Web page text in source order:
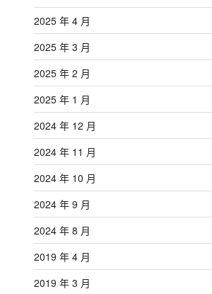
2025 年 4 月
2025 年 3 月
2025 年 2 月
2025 年 1 月
2024 年 12 月
2024 年 11 月
2024 年 10 月
2024 年 9 月
2024 年 8 月
2019 年 4 月
2019 年 3 月